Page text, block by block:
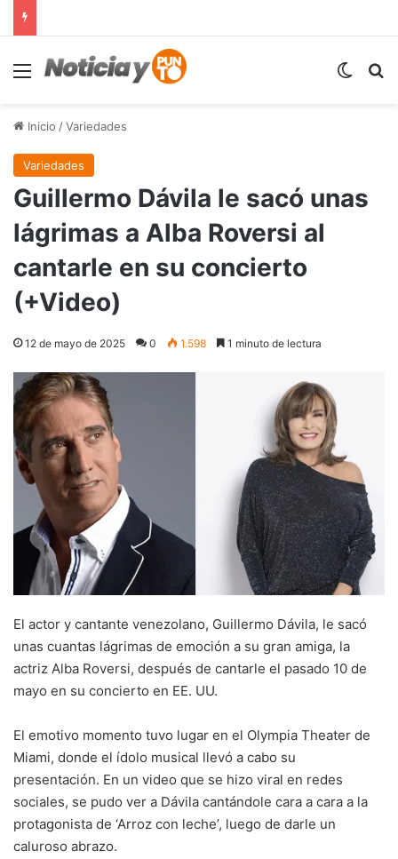
Menú
Inicio /Variedades
Variedades
Guillermo Dávila le sacó unas
lágrimas a Alba Roversi al
cantarle en su concierto
(+Video)
12 de mayo de 2025 0 1.598 1 minuto de lectura
El actor y cantante venezolano, Guillermo Dávila, le sacó
unas cuantas lágrimas de emoción a su gran amiga, la
actriz Alba Roversi, después de cantarle el pasado 10 de
mayo en su concierto en EE. UU.
El emotivo momento tuvo lugar en el Olympia Theater de
Miami, donde el ídolo musical llevó a cabo su
presentación. En un video que se hizo viral en redes
sociales, se pudo ver a Dávila cantándole cara a cara a la
protagonista de ‘Arroz con leche’, luego de darle un
caluroso abrazo.